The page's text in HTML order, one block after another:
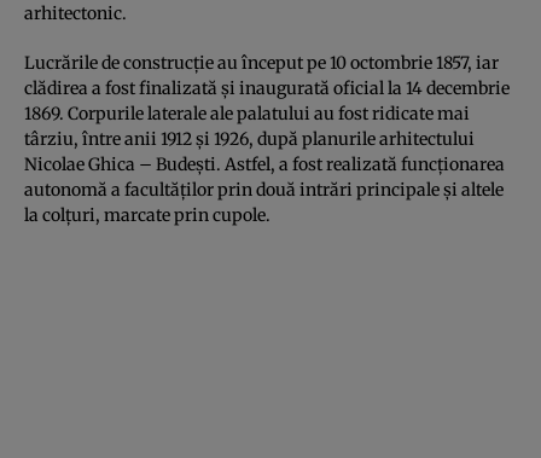
arhitectonic.
Lucrările de construcție au început pe 10 octombrie 1857, iar
clădirea a fost finalizată și inaugurată oficial la 14 decembrie
1869. Corpurile laterale ale palatului au fost ridicate mai
târziu, între anii 1912 şi 1926, după planurile arhitectului
Nicolae Ghica – Budeşti. Astfel, a fost realizată funcţionarea
autonomă a facultăţilor prin două intrări principale şi altele
la colţuri, marcate prin cupole.